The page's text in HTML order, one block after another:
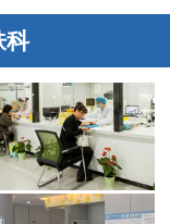
科